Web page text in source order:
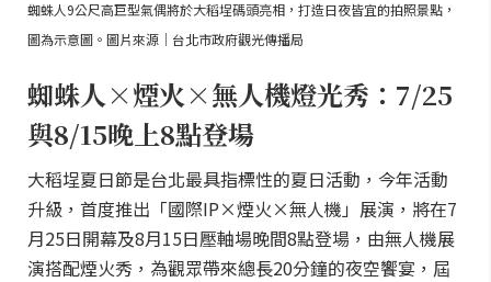
蜘蛛人9公尺高巨型氣偶將於大稻埕碼頭亮相，打造日夜皆宜的拍照景點，
圖為示意圖。圖片來源｜台北市政府觀光傳播局
蜘蛛人×煙火×無人機燈光秀：7/25
與8/15晚上8點登場
大稻埕夏日節是台北最具指標性的夏日活動，今年活動
升級，首度推出「國際IP×煙火×無人機」展演，將在7
月25日開幕及8月15日壓軸場晚間8點登場，由無人機展
演搭配煙火秀，為觀眾帶來總長20分鐘的夜空饗宴，屆